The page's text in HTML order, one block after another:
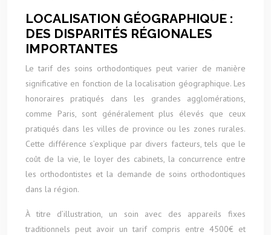
LOCALISATION GÉOGRAPHIQUE :
DES DISPARITÉS RÉGIONALES
IMPORTANTES
Le tarif des soins orthodontiques peut varier de manière
significative en fonction de la localisation géographique. Les
honoraires pratiqués dans les grandes agglomérations,
comme Paris, sont généralement plus élevés que ceux
pratiqués dans les villes de province ou les zones rurales.
Cette différence s’explique par divers facteurs, tels que le
coût de la vie, le loyer des cabinets, la concurrence entre
les orthodontistes et la demande de soins orthodontiques
dans la région.
À titre d’illustration, un soin avec des appareils fixes
traditionnels peut avoir un tarif compris entre 4500€ et